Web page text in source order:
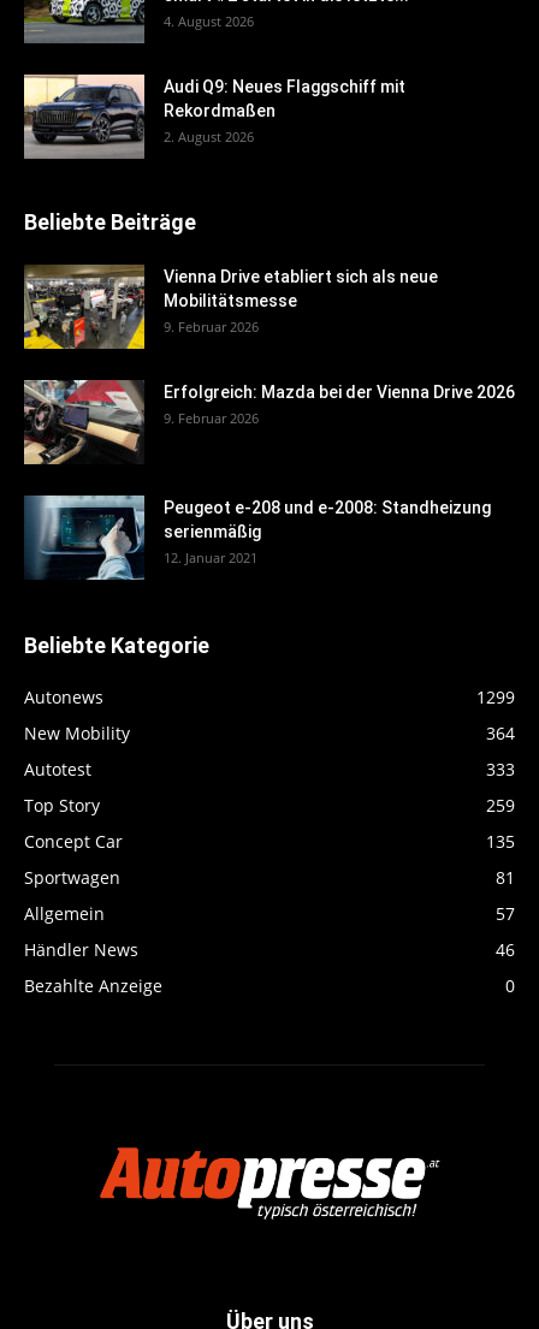
4. August 2026
Audi Q9: Neues Flaggschiff mit
Rekordmaßen
2. August 2026
Beliebte Beiträge
Vienna Drive etabliert sich als neue
Mobilitätsmesse
9. Februar 2026
Erfolgreich: Mazda bei der Vienna Drive 2026
9. Februar 2026
Peugeot e-208 und e-2008: Standheizung
serienmäßig
12. Januar 2021
Beliebte Kategorie
Autonews
1299
New Mobility
364
Autotest
333
Top Story
259
Concept Car
135
Sportwagen
81
Allgemein
57
Händler News
46
Bezahlte Anzeige
0
Über uns